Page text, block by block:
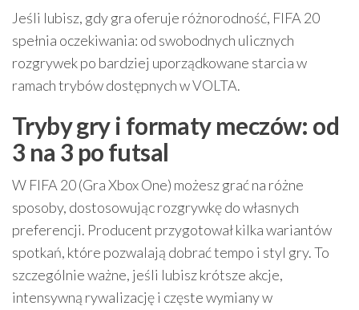
Jeśli lubisz, gdy gra oferuje różnorodność, FIFA 20
spełnia oczekiwania: od swobodnych ulicznych
rozgrywek po bardziej uporządkowane starcia w
ramach trybów dostępnych w VOLTA.
Tryby gry i formaty meczów: od
3 na 3 po futsal
W FIFA 20 (Gra Xbox One) możesz grać na różne
sposoby, dostosowując rozgrywkę do własnych
preferencji. Producent przygotował kilka wariantów
spotkań, które pozwalają dobrać tempo i styl gry. To
szczególnie ważne, jeśli lubisz krótsze akcje,
intensywną rywalizację i częste wymiany w